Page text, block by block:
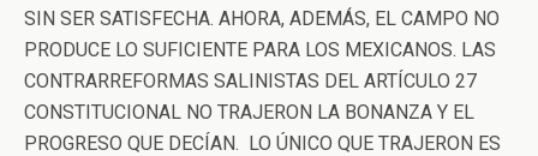
SIN SER SATISFECHA. AHORA, ADEMÁS, EL CAMPO NO
PRODUCE LO SUFICIENTE PARA LOS MEXICANOS. LAS
CONTRARREFORMAS SALINISTAS DEL ARTÍCULO 27
CONSTITUCIONAL NO TRAJERON LA BONANZA Y EL
PROGRESO QUE DECÍAN. LO ÚNICO QUE TRAJERON ES